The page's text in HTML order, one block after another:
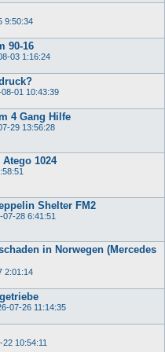
9:50:34
90-16
03 1:16:24
01 10:43:39
4 Gang Hilfe
29 13:56:28
1024
Shelter FM2
07-28 6:41:51
in Norwegen (Mercedes
2:01:14
07-26 11:14:35
22 10:54:11